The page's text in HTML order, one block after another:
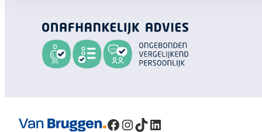
Facebook
Instagram
TikTok
LinkedIn